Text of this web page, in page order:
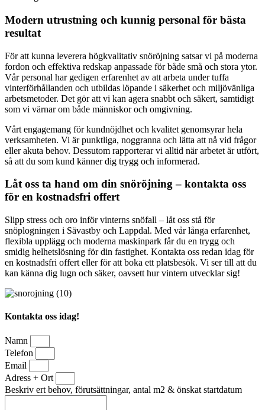
Modern utrustning och kunnig personal för bästa
resultat
För att kunna leverera högkvalitativ snöröjning satsar vi på moderna
fordon och effektiva redskap anpassade för både små och stora ytor.
Vår personal har gedigen erfarenhet av att arbeta under tuffa
vinterförhållanden och utbildas löpande i säkerhet och miljövänliga
arbetsmetoder. Det gör att vi kan agera snabbt och säkert, samtidigt
som vi värnar om både människor och omgivning.
Vårt engagemang för kundnöjdhet och kvalitet genomsyrar hela
verksamheten. Vi är punktliga, noggranna och lätta att nå vid frågor
eller akuta behov. Dessutom rapporterar vi alltid när arbetet är utfört,
så att du som kund känner dig trygg och informerad.
Låt oss ta hand om din snöröjning – kontakta oss
för en kostnadsfri offert
Slipp stress och oro inför vinterns snöfall – låt oss stå för
snöplogningen i Sävastby och Lappdal. Med vår långa erfarenhet,
flexibla upplägg och moderna maskinpark får du en trygg och
smidig helhetslösning för din fastighet. Kontakta oss redan idag för
en kostnadsfri offert eller för att boka ett platsbesök. Vi ser till att du
kan känna dig lugn och säker, oavsett hur vintern utvecklar sig!
Kontakta oss idag!
Namn
Telefon
Email
Adress + Ort
Beskriv ert behov, förutsättningar, antal m2 & önskat startdatum